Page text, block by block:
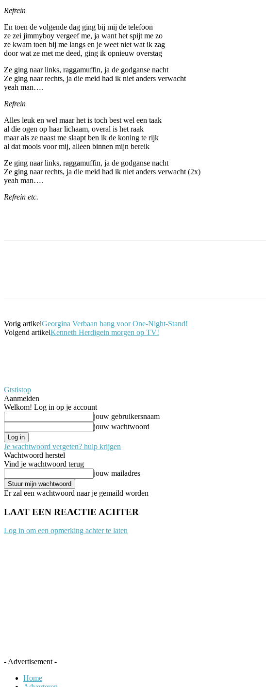
Refrein
En toen de volgende dag ging bij mij de telefoon
ze zei jimmyboy vergeef me, ja want het spijt me zo
ze kwam toen bij me langs en je weet niet wat ik zag
door wat ze met me deed, ging ik opnieuw overstag
Ze ging naar links, raggamuffin, ja de godganse nacht
Ze ging naar rechts, ja die meid had ik niet anders verwacht
yeah man….
Refrein
Alles leuk en wel maar het is toch best wel een taak
al die ogen op haar lichaam, overal is het raak
maar als ze naast me slaapt ben ik de koning te rijk
al dat moois voor mij, alleen binnen mijn bereik
Ze ging naar links, raggamuffin, ja de godganse nacht
Ze ging naar rechts, ja die meid had ik niet anders verwacht (2x)
yeah man….
Refrein etc.
Vorig artikelGeorgina Verbaan bang voor One-Night-Stand!
Volgend artikelKenneth Herdigein morgen op TV!
Gtstistop
Aanmelden
Welkom! Log in op je account
jouw gebruikersnaam
jouw wachtwoord
Je wachtwoord vergeten? hulp krijgen
Wachtwoord herstel
Vind je wachtwoord terug
jouw mailadres
Er zal een wachtwoord naar je gemaild worden
LAAT EEN REACTIE ACHTER
Log in om een opmerking achter te laten
- Advertisement -
Home